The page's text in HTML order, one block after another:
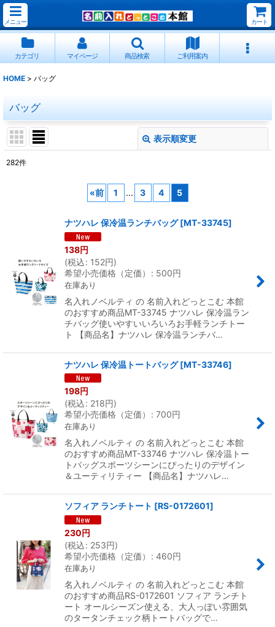
メニュー カート
カテゴリ マイページ 商品検索 ご利用案内
HOME > バッグ
バッグ
表示順変更
サブカテゴリ
282件
«前 1 ... 3 4 5
ナツハレ 保冷温ランチバッグ [MT-33745]
138円
(税込: 152円)
希望小売価格（定価）
: 500円
在庫あり
名入れノベルティ の 名前入れどっとこむ 本館
のおすすめ商品MT-33745 ナツハレ 保冷温ラン
チバッグ使いやすいいろいろお手軽ランチトー
ト 【商品名】ナツハレ 保冷温ランチバ…
ナツハレ 保冷温トートバッグ [MT-33746]
198円
(税込: 218円)
希望小売価格（定価）
: 700円
在庫あり
名入れノベルティ の 名前入れどっとこむ 本館
のおすすめ商品MT-33746 ナツハレ 保冷温トー
トバッグスポーツシーンにぴったりのデザイン
＆ユーティリティー 【商品名】ナツハレ…
ソフィア ランチトート [RS-0172601]
230円
(税込: 253円)
希望小売価格（定価）
: 460円
在庫あり
名入れノベルティ の 名前入れどっとこむ 本館
のおすすめ商品RS-0172601 ソフィア ランチト
ート オールシーズン使える、大人っぽい雰囲気
のタータンチェック柄トートバッグで…